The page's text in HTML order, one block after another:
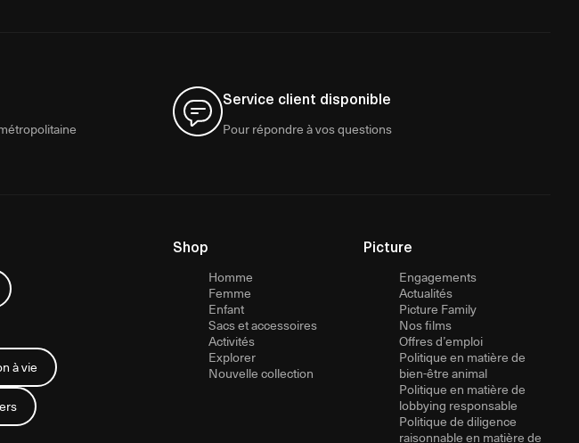
Service client disponible
Pour répondre à vos questions
à vie
Shop
Homme
Femme
Enfant
Sacs et accessoires
Activités
Explorer
Nouvelle collection
Picture
Engagements
Actualités
Picture Family
Nos films
Offres d’emploi
Politique en matière de
bien-être animal
Politique en matière de
lobbying responsable
Politique de diligence
raisonnable en matière de